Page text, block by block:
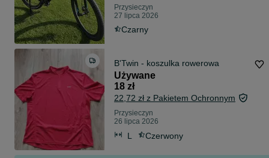
Przysieczyn
27 lipca 2026
Czarny
B'Twin - koszulka rowerowa
Używane
18 zł
22,72 zł z Pakietem Ochronnym
Przysieczyn
26 lipca 2026
L Czerwony